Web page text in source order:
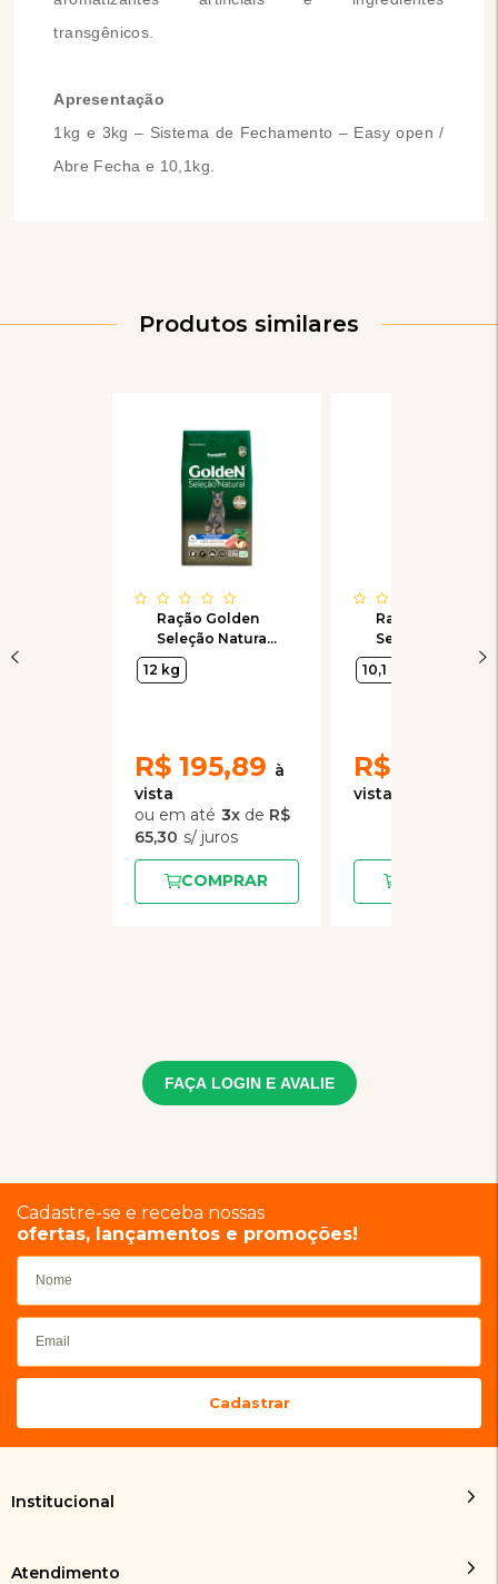
transgênicos.
Apresentação
1kg e 3kg – Sistema de Fechamento – Easy open /
Abre Fecha e 10,1kg.
Produtos similares
Ração Golden
Seleção Natural
para Cães
Adultos Médio e
12kg
12 kg
R$ 195,89
3x de R$
65,30
COMPRAR
Ração Golden
Seleção Natural
para Cães
Sênior de Porte
10,1 kg
R$
FAÇA LOGIN E AVALIE
Cadastre-se e receba nossas
ofertas, lançamentos e promoções!
Institucional
Atendimento